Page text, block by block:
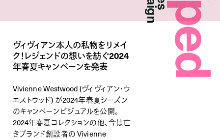
ヴィヴィアン本人の私物をリメイ
ク！レジェンドの想いを紡ぐ2024
年春夏キャンペーンを発表
Vivienne Westwood (ヴィヴィアン・ウ
エストウッド) が2024年春夏シーズン
のキャンペーンビジュアルを公開。
2024年春夏コレクションの他、今は亡
きブランド創設者の Vivienne